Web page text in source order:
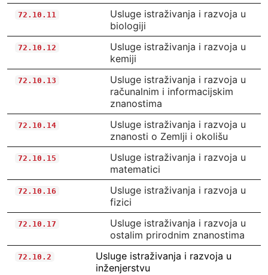
72.10.11
Usluge istraživanja i razvoja u
biologiji
72.10.12
Usluge istraživanja i razvoja u
kemiji
72.10.13
Usluge istraživanja i razvoja u
računalnim i informacijskim
znanostima
72.10.14
Usluge istraživanja i razvoja u
znanosti o Zemlji i okolišu
72.10.15
Usluge istraživanja i razvoja u
matematici
72.10.16
Usluge istraživanja i razvoja u
fizici
72.10.17
Usluge istraživanja i razvoja u
ostalim prirodnim znanostima
72.10.2
Usluge istraživanja i razvoja u
inženjerstvu